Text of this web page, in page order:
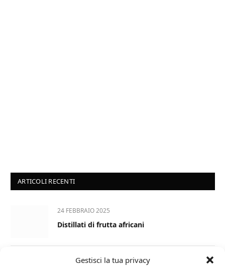
Gestisci la tua privacy
ARTICOLI RECENTI
24 FEBBRAIO 2025
Distillati di frutta africani
27 AGOSTO 2024